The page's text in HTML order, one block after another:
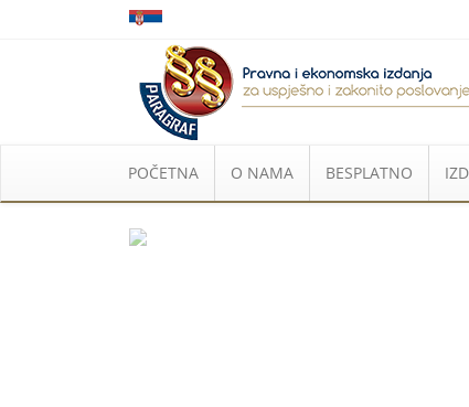
POČETNA O NAMA BESPLATNO